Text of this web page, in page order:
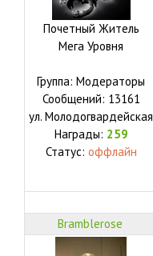
Почетный Житель
Мега Уровня
Группа: Модераторы
Сообщений: 13161
ул. Молодогвардейская
Награды: 259
Статус: оффлайн
Bramblerose